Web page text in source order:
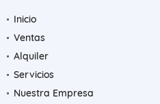
Inicio
Ventas
Alquiler
Servicios
Nuestra Empresa